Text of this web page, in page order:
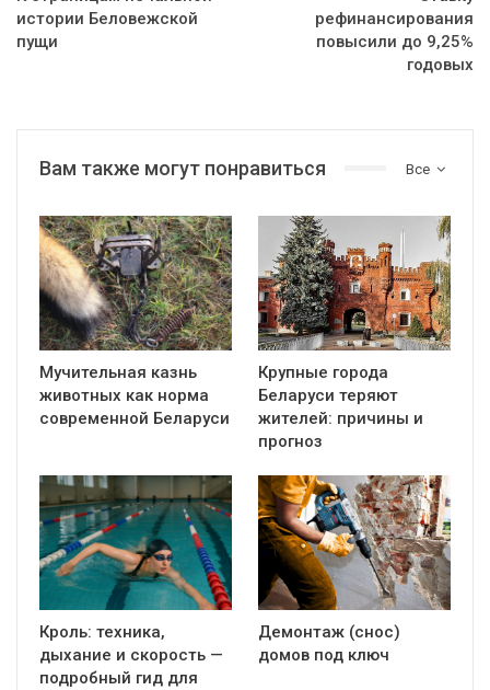
истории Беловежской
пущи
рефинансирования
повысили до 9,25%
годовых
Все
Вам также могут понравиться
Мучительная казнь
животных как норма
современной Беларуси
Крупные города
Беларуси теряют
жителей: причины и
прогноз
Кроль: техника,
дыхание и скорость —
подробный гид для
Демонтаж (снос)
домов под ключ